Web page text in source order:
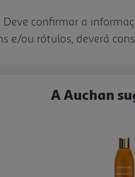
Deve confirmar a
e/ou rótulos, deverá
A Auchan